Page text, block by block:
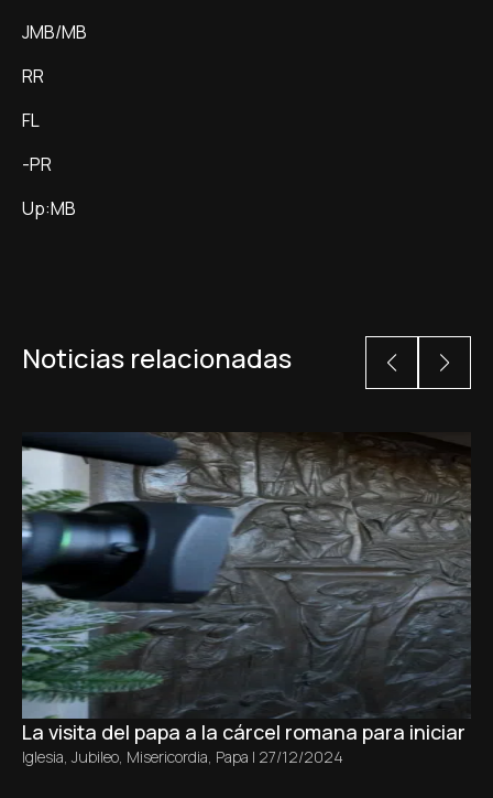
JMB/MB
RR
FL
-PR
Up:MB
Noticias relacionadas
La visita del papa a la cárcel romana para iniciar el
Iglesia, Jubileo, Misericordia, Papa | 27/12/2024